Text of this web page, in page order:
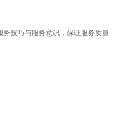
务技巧与服务意识，保证服务质量